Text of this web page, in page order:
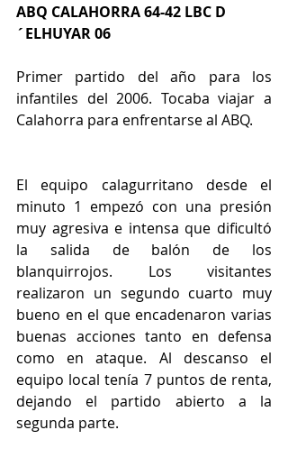
ABQ CALAHORRA 64-42 LBC D
´ELHUYAR 06
Primer partido del año para los
infantiles del 2006. Tocaba viajar a
Calahorra para enfrentarse al ABQ.
El equipo calagurritano desde el
minuto 1 empezó con una presión
muy agresiva e intensa que dificultó
la salida de balón de los
blanquirrojos. Los visitantes
realizaron un segundo cuarto muy
bueno en el que encadenaron varias
buenas acciones tanto en defensa
como en ataque. Al descanso el
equipo local tenía 7 puntos de renta,
dejando el partido abierto a la
segunda parte.